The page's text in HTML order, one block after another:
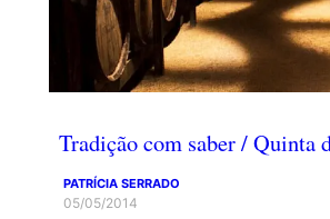
Tradição com saber / Quinta
PATRÍCIA SERRADO
05/05/2014